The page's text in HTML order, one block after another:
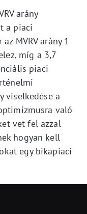
arány
a piaci
MVRV arány 1
míg a 3,7
piaci
viselkedése a
való
vet fel azzal
hogyan kell
egy bikapiaci